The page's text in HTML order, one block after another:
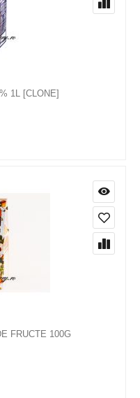
1L [CLONE]
FRUCTE 100G